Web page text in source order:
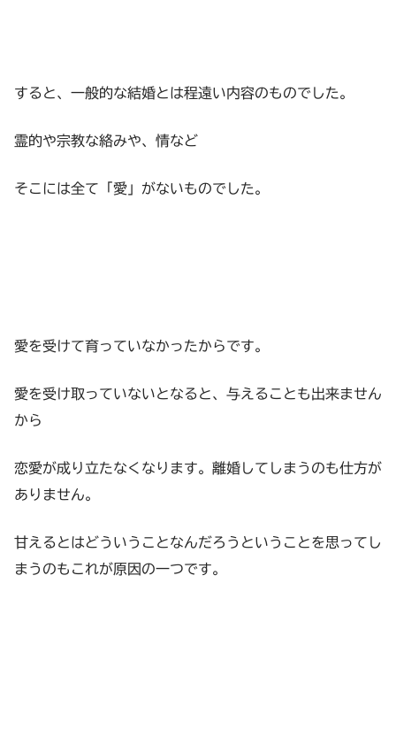
すると、一般的な結婚とは程遠い内容のものでした。
霊的や宗教な絡みや、情など
そこには全て「愛」がないものでした。
愛を受けて育っていなかったからです。
愛を受け取っていないとなると、与えることも出来ません
から
恋愛が成り立たなくなります。離婚してしまうのも仕方が
ありません。
甘えるとはどういうことなんだろうということを思ってし
まうのもこれが原因の一つです。